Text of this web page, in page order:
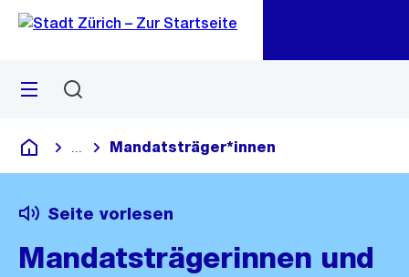
Navigation
Sprunglink
Menü
Deutsch
Blende alle Breadcrumbs ein
Mandatsträger*innen
Seite vorlesen
Mandatsträgerinnen und